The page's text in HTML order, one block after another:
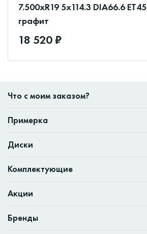
7.500xR19 5x114.3 DIA66.6 ET45
графит
18 520 ₽
Что с моим заказом?
Примерка
Диски
Комплектующие
Акции
Бренды